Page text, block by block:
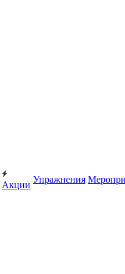
Акции
Упражнения